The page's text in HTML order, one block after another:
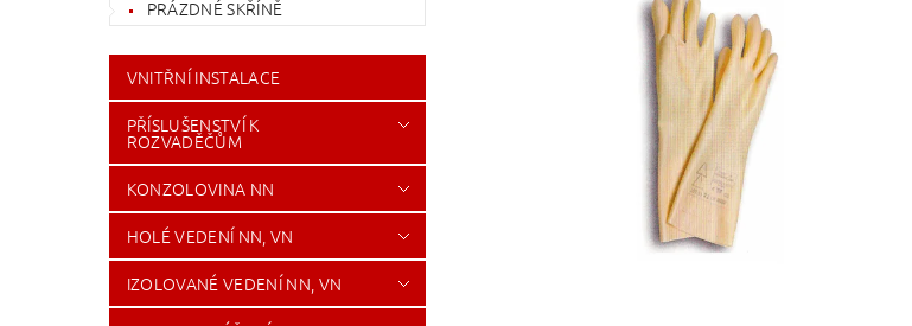
PRÁZDNÉ SKŘÍNĚ
VNITŘNÍ INSTALACE
PŘÍSLUŠENSTVÍ K
ROZVADĚČŮM
KONZOLOVINA NN
HOLÉ VEDENÍ NN, VN
IZOLOVANÉ VEDENÍ NN, VN